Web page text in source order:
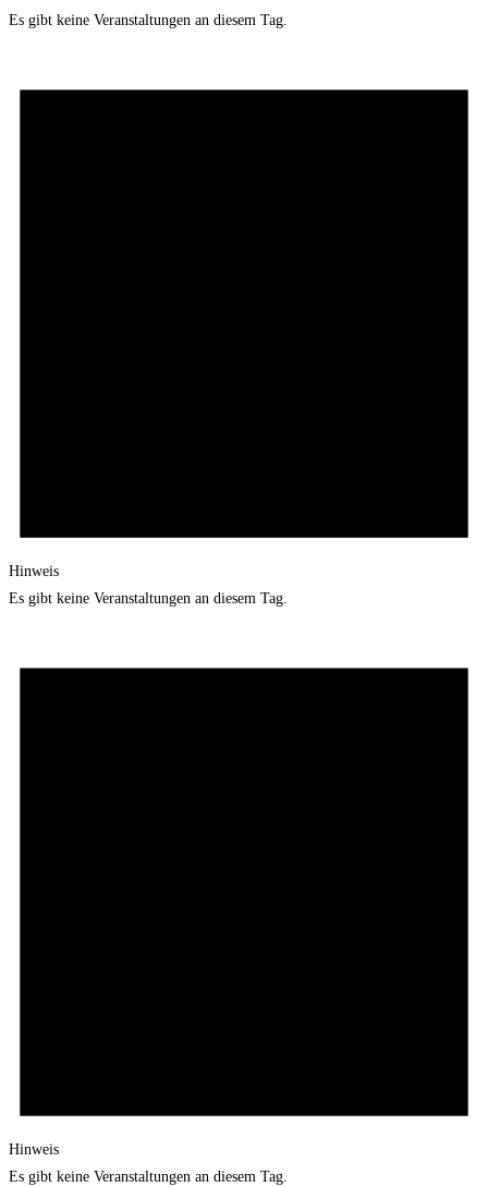
Es gibt keine Veranstaltungen an diesem Tag.
Hinweis
Es gibt keine Veranstaltungen an diesem Tag.
Hinweis
Es gibt keine Veranstaltungen an diesem Tag.